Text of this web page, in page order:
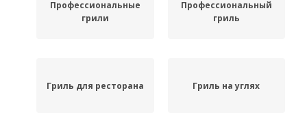
Профессиональные
грили
Профессиональный
гриль
Гриль для ресторана Гриль на углях